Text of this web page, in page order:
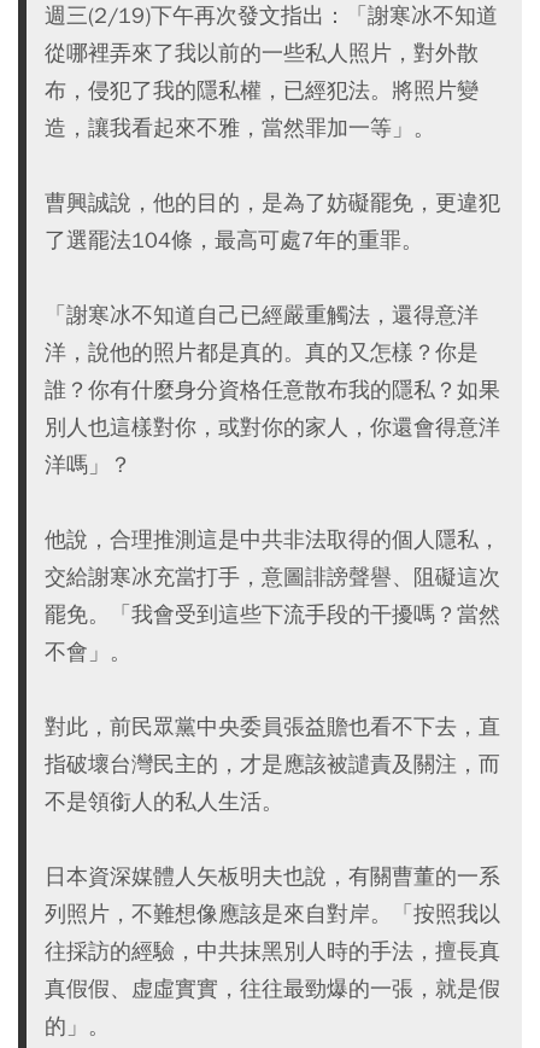
週三(2/19)下午再次發文指出：「謝寒冰不知道
從哪裡弄來了我以前的一些私人照片，對外散
布，侵犯了我的隱私權，已經犯法。將照片變
造，讓我看起來不雅，當然罪加一等」。
曹興誠說，他的目的，是為了妨礙罷免，更違犯
了選罷法104條，最高可處7年的重罪。
「謝寒冰不知道自己已經嚴重觸法，還得意洋
洋，說他的照片都是真的。真的又怎樣？你是
誰？你有什麼身分資格任意散布我的隱私？如果
別人也這樣對你，或對你的家人，你還會得意洋
洋嗎」？
他說，合理推測這是中共非法取得的個人隱私，
交給謝寒冰充當打手，意圖誹謗聲譽、阻礙這次
罷免。「我會受到這些下流手段的干擾嗎？當然
不會」。
對此，前民眾黨中央委員張益贍也看不下去，直
指破壞台灣民主的，才是應該被譴責及關注，而
不是領銜人的私人生活。
日本資深媒體人矢板明夫也說，有關曹董的一系
列照片，不難想像應該是來自對岸。「按照我以
往採訪的經驗，中共抹黑別人時的手法，擅長真
真假假、虚虛實實，往往最勁爆的一張，就是假
的」。